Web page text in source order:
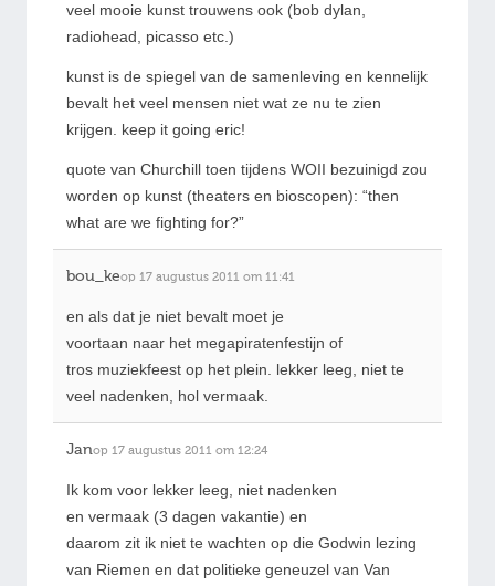
veel mooie kunst trouwens ook (bob dylan,
radiohead, picasso etc.)
kunst is de spiegel van de samenleving en kennelijk
bevalt het veel mensen niet wat ze nu te zien
krijgen. keep it going eric!
quote van Churchill toen tijdens WOII bezuinigd zou
worden op kunst (theaters en bioscopen): “then
what are we fighting for?”
bou_keop 17 augustus 2011 om 11:41
en als dat je niet bevalt moet je
voortaan naar het megapiratenfestijn of
tros muziekfeest op het plein. lekker leeg, niet te
veel nadenken, hol vermaak.
Janop 17 augustus 2011 om 12:24
Ik kom voor lekker leeg, niet nadenken
en vermaak (3 dagen vakantie) en
daarom zit ik niet te wachten op die Godwin lezing
van Riemen en dat politieke geneuzel van Van